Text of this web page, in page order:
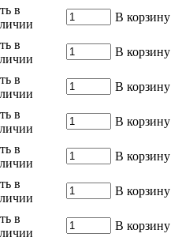
в
В корзину
в
В корзину
в
В корзину
в
В корзину
в
В корзину
в
В корзину
в
В корзину